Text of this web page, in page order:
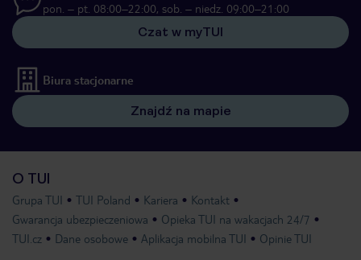
pon. – pt. 08:00–22:00, sob. – niedz. 09:00–21:00
Czat w myTUI
Biura stacjonarne
Znajdź na mapie
O TUI
Grupa TUI TUI Poland Kariera
Kontakt
Gwarancja ubezpieczeniowa
Opieka TUI na wakacjach 24/7
TUI.cz
Dane osobowe Aplikacja mobilna TUI Opinie TUI